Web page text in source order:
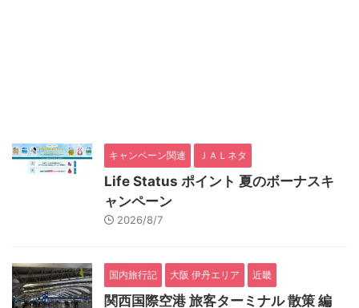
キャンペーン関連 ＪＡＬネタ
Life Status ポイント 夏のボーナスキ
ャンペーン
2026/8/7
国内旅行記 大阪 伊丹エリア 近畿
関西国際空港 旅客ターミナル 散策 編